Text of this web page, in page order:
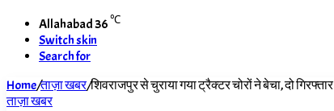
Allahabad36℃
Switch skin
Search for
Home/ताज़ा खबर/शिवराजपुर से चुराया गया ट्रैक्टर चोरों ने बेचा, दो गिरफ्तार
ताज़ा खबर